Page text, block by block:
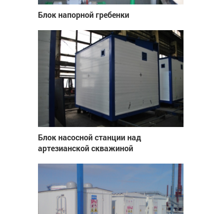
Блок напорной гребенки
Блок насосной станции над
артезианской скважиной